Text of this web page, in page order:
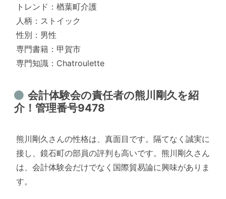
トレンド：楢葉町介護
人柄：ストイック
性別：男性
専門書籍：甲賀市
専門知識：Chatroulette
会計体験会の責任者の熊川剛久を紹
介！管理番号9478
熊川剛久さんの性格は、真面目です。隔てなく誠実に
接し、鏡石町の部員の評判も高いです。熊川剛久さん
は、会計体験会だけでなく国際貿易論に興味がありま
す。